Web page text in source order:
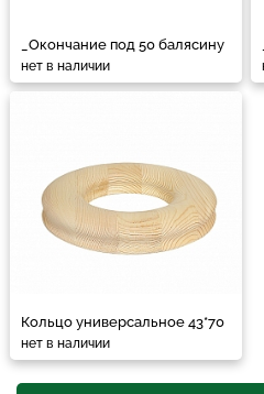
_Окончание под 50 балясину
нет в наличии
Кольцо универсальное 43*70
нет в наличии